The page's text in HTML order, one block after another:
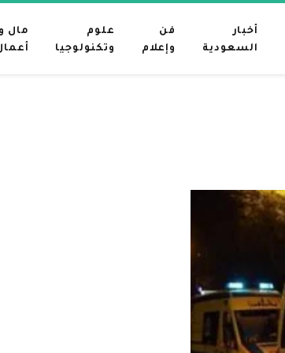
أخبار
السعودية
فن
وإعلام
علوم
وتكنولوجيا
مال و